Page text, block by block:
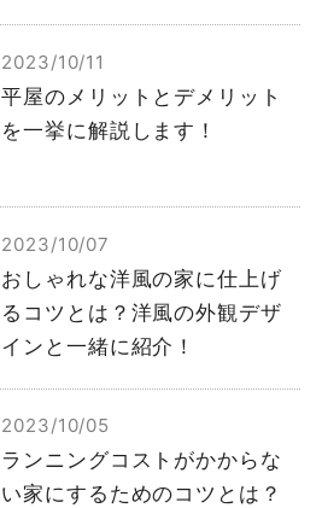
2023/10/11
平屋のメリットとデメリット
を一挙に解説します！
2023/10/07
おしゃれな洋風の家に仕上げ
るコツとは？洋風の外観デザ
インと一緒に紹介！
2023/10/05
ランニングコストがかからな
い家にするためのコツとは？